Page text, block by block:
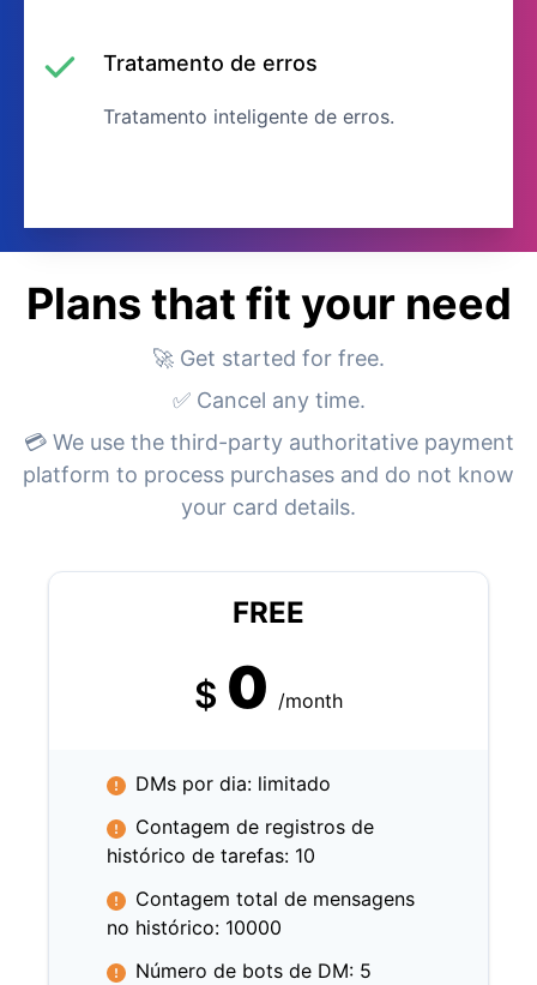
Tratamento de erros
Tratamento inteligente de erros.
Plans that fit your need
🚀 Get started for free.
✅ Cancel any time.
💳 We use the third-party authoritative payment
platform to process purchases and do not know
your card details.
FREE
$ 0 /month
DMs por dia: limitado
Contagem de registros de
histórico de tarefas: 10
Contagem total de mensagens
no histórico: 10000
Número de bots de DM: 5